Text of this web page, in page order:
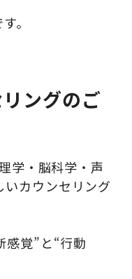
。
ングのご
学・脳科学・声
カウンセリング
感覚”と“行動